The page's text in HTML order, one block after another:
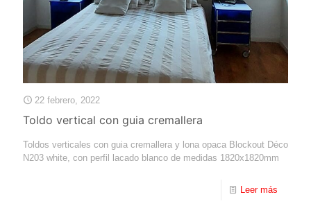
22 febrero, 2022
Toldo vertical con guia cremallera
Toldos verticales con guia cremallera y lona opaca Blockout Déco
N203 white, con perfil lacado blanco de medidas 1820x1820mm
Leer más